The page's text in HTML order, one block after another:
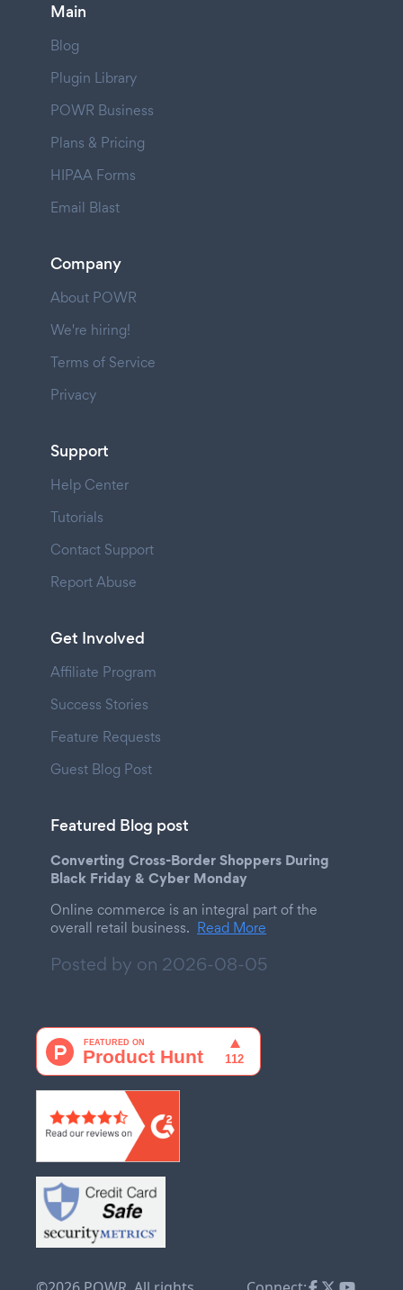
Main
Blog
Plugin Library
POWR Business
Plans & Pricing
HIPAA Forms
Email Blast
Company
About POWR
We're hiring!
Terms of Service
Privacy
Support
Help Center
Tutorials
Contact Support
Report Abuse
Get Involved
Affiliate Program
Success Stories
Feature Requests
Guest Blog Post
Featured Blog post
Converting Cross-Border Shoppers During
Black Friday & Cyber Monday
Online commerce is an integral part of the
overall retail business. Read More
Posted by on 2026-08-05